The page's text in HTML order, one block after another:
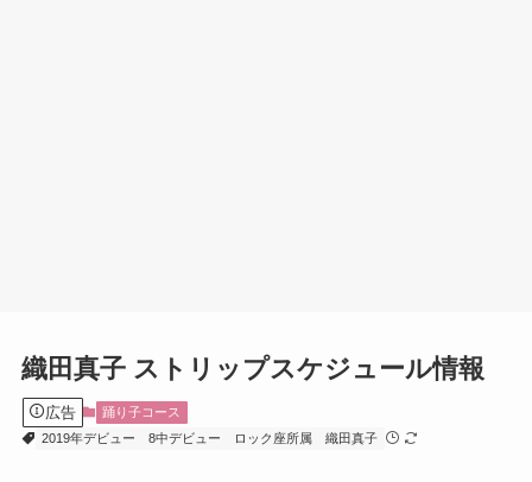
織田真子 ストリップスケジュール情報
広告
踊り子コース
2019年デビュー
8中デビュー ロック座所属 織田真子